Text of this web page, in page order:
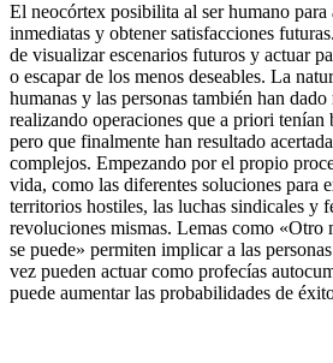
El neocórtex posibilita al ser humano para
inmediatas y obtener satisfacciones
de visualizar escenarios futuros y actuar
o escapar de los menos deseables. La
humanas y las personas también han
realizando operaciones que a priori
pero que finalmente han resultado
complejos. Empezando por el propio
vida, como las diferentes soluciones para
territorios hostiles, las luchas sindicales y
revoluciones mismas. Lemas como «Otro
se puede» permiten implicar a las
vez pueden actuar como profecías
puede aumentar las probabilidades de